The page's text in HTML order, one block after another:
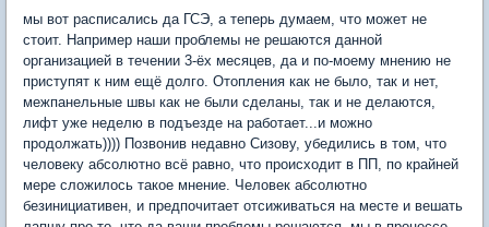
мы вот расписались да ГСЭ, а теперь думаем, что может не
стоит. Например наши проблемы не решаются данной
организацией в течении 3-ёх месяцев, да и по-моему мнению не
приступят к ним ещё долго. Отопления как не было, так и нет,
межпанельные швы как не были сделаны, так и не делаются,
лифт уже неделю в подъезде на работает...и можно
продолжать)))) Позвонив недавно Сизову, убедились в том, что
человеку абсолютно всё равно, что происходит в ПП, по крайней
мере сложилось такое мнение. Человек абсолютно
безинициативен, и предпочитает отсиживаться на месте и вешать